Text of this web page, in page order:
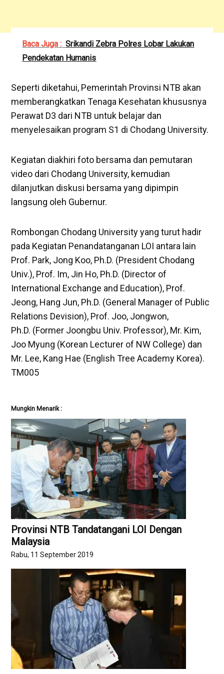
Baca Juga : Srikandi Zebra Polres Lobar Lakukan
Pendekatan Humanis
Seperti diketahui, Pemerintah Provinsi NTB akan
memberangkatkan Tenaga Kesehatan khususnya
Perawat D3 dari NTB untuk belajar dan
menyelesaikan program S1 di Chodang University.
Kegiatan diakhiri foto bersama dan pemutaran
video dari Chodang University, kemudian
dilanjutkan diskusi bersama yang dipimpin
langsung oleh Gubernur.
Rombongan Chodang University yang turut hadir
pada Kegiatan Penandatanganan LOI antara lain
Prof. Park, Jong Koo, Ph.D. (President Chodang
Univ.), Prof. Im, Jin Ho, Ph.D. (Director of
International Exchange and Education), Prof.
Jeong, Hang Jun, Ph.D. (General Manager of Public
Relations Devision), Prof. Joo, Jongwon,
Ph.D. (Former Joongbu Univ. Professor), Mr. Kim,
Joo Myung (Korean Lecturer of NW College) dan
Mr. Lee, Kang Hae (English Tree Academy Korea).
TM005
Mungkin Menarik :
Provinsi NTB Tandatangani LOI Dengan
Malaysia
Rabu, 11 September 2019